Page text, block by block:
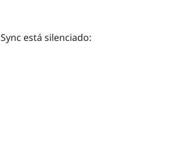
Sync está silenciado: